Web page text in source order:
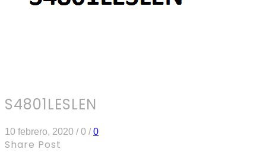
S4801LESLEN
10 febrero, 2020 / 0 / 0
Share Post